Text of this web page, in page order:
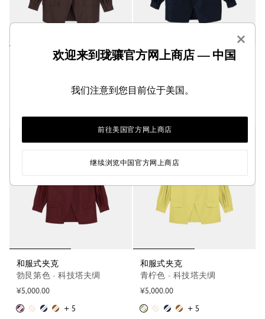
和服式夹克
和服式夹克
¥5,000.00
和服式夹克
勃艮第色 - 科技塔夫绸
¥5,000.00
+ 5
和服式夹克
青柠色 - 科技塔夫绸
¥5,000.00
+ 5
×
欢迎来到珑骧官方网上商店 — 中国
我们注意到您目前位于美国。
前往美国官方网上商店
继续浏览中国官方网上商店